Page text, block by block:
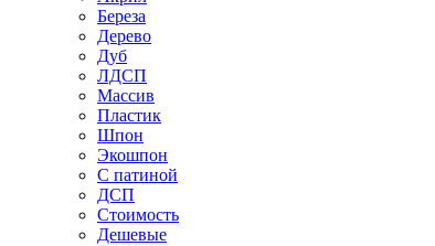
Береза
Дерево
Дуб
ЛДСП
Массив
Пластик
Шпон
Экошпон
С патиной
ДСП
Стоимость
Дешевые